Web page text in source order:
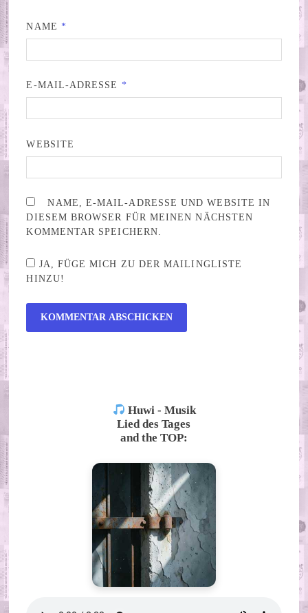
NAME *
E-MAIL-ADRESSE *
WEBSITE
NAME, E-MAIL-ADRESSE UND WEBSITE IN
DIESEM BROWSER FÜR MEINEN NÄCHSTEN
KOMMENTAR SPEICHERN.
JA, FÜGE MICH ZU DER MAILINGLISTE
HINZU!
Huwi - Musik
Lied des Tages
and the TOP: